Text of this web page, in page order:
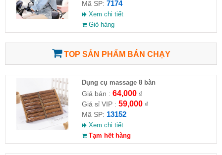
Mã SP: 7174
Xem chi tiết
Giỏ hàng
TOP SẢN PHẨM BÁN CHẠY
Dụng cụ massage 8 bàn
Giá bán : 64,000₫
Giá sỉ VIP : 59,000₫
Mã SP: 13152
Xem chi tiết
Tạm hết hàng